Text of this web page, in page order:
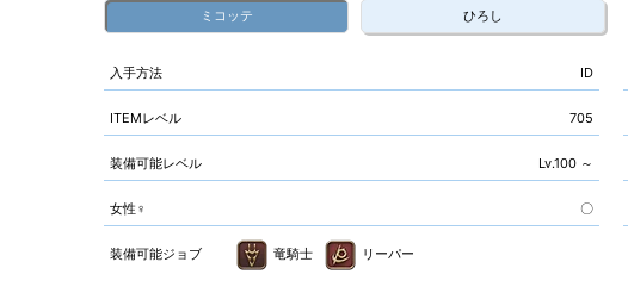
ミコッテ
ひろし
入手方法 ID
ITEMレベル 705
装備可能レベル Lv.100 ～
女性♀ 〇
装備可能ジョブ 竜騎士 リーパー